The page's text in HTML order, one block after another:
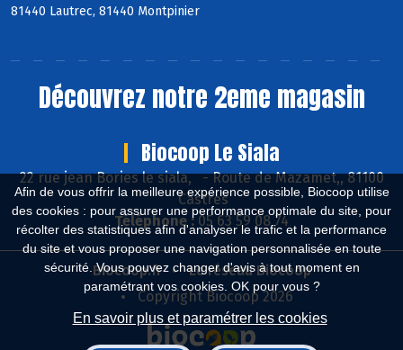
Afin de vous offrir la meilleure expérience possible, Biocoop utilise
des cookies : pour assurer une performance optimale du site, pour
récolter des statistiques afin d'analyser le trafic et la performance
du site et vous proposer une navigation personnalisée en toute
sécurité. Vous pouvez changer d'avis à tout moment en
paramétrant vos cookies. OK pour vous ?
En savoir plus et paramétrer les cookies
81440 Lautrec, 81440 Montpinier
Découvrez notre 2eme magasin
Biocoop Le Siala
22 rue jean Bories le siala,-Route de Mazamet,, 81100
Castres
Téléphone : 05 63 59 08 74
Biocoop.fr
Le réseau Biocoop
Copyright Biocoop 2026